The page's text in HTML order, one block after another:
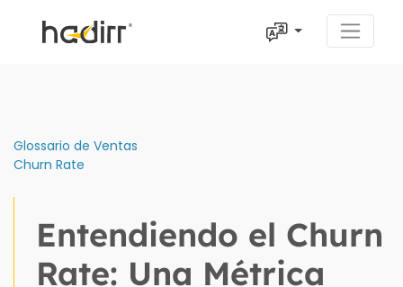
Glossario de Ventas
Churn Rate
Entendiendo el Churn
Rate: Una Métrica